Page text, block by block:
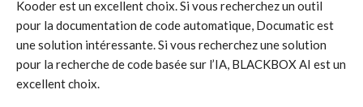
Kooder est un excellent choix. Si vous recherchez un outil
pour la documentation de code automatique, Documatic est
une solution intéressante. Si vous recherchez une solution
pour la recherche de code basée sur l’IA, BLACKBOX AI est un
excellent choix.